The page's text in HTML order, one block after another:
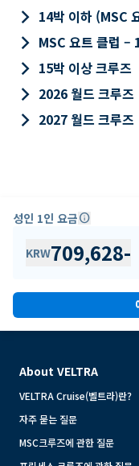
keyboard_arrow_right 14박 이하 (MSC
keyboard_arrow_right MSC 요트 클럽 –
keyboard_arrow_right 15박 이상 크루즈
keyboard_arrow_right 2026 월드 크루즈
keyboard_arrow_right 2027 월드 크루즈
성인 1인 요금info
KRW709,628-
About VELTRA
VELTRA Cruise(벨트라)란?
자주 묻는 질문
MSC크루즈에 관한 질문